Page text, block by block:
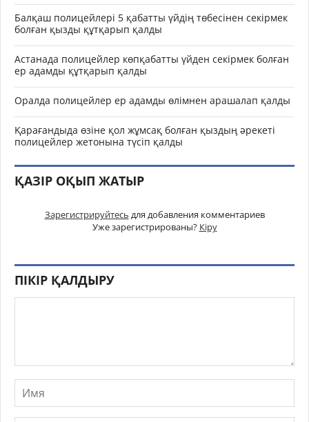
Балқаш полицейлері 5 қабатты үйдің төбесінен секірмек
болған қызды құтқарып қалды
Астанада полицейлер көпқабатты үйден секірмек болған
ер адамды құтқарып қалды
Оралда полицейлер ер адамды өлімнен арашалап қалды
Қарағандыда өзіне қол жұмсақ болған қыздың әрекеті
полицейлер жетонына түсіп қалды
ҚАЗІР ОҚЫП ЖАТЫР
Зарегистрируйтесь для добавления комментариев
Уже зарегистрированы? Кіру
ПІКІР ҚАЛДЫРУ